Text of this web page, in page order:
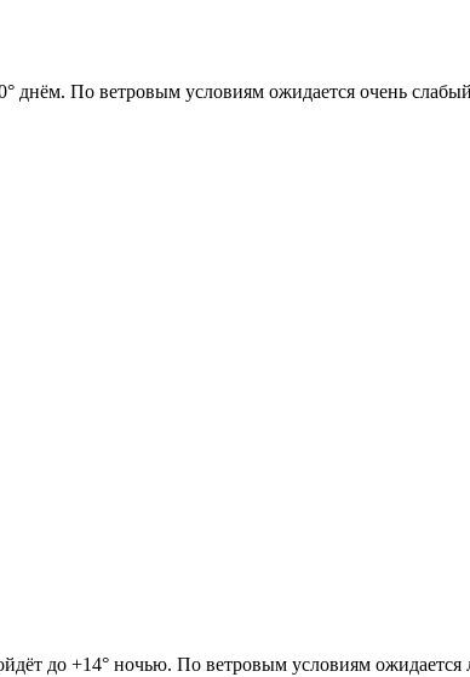
днём. По ветровым условиям ожидается очень
до +14° ночью. По ветровым условиям ожидается